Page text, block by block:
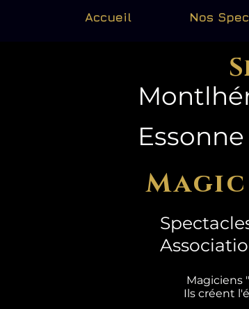
Accueil Nos
Essonne
Magiciens
Ils créent